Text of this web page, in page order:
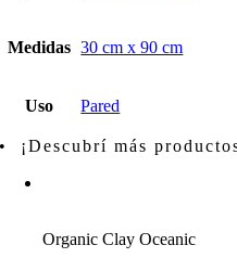
Medidas 30 cm x 90 cm
Uso Pared
• ¡Descubrí más
Organic Clay Oceanic